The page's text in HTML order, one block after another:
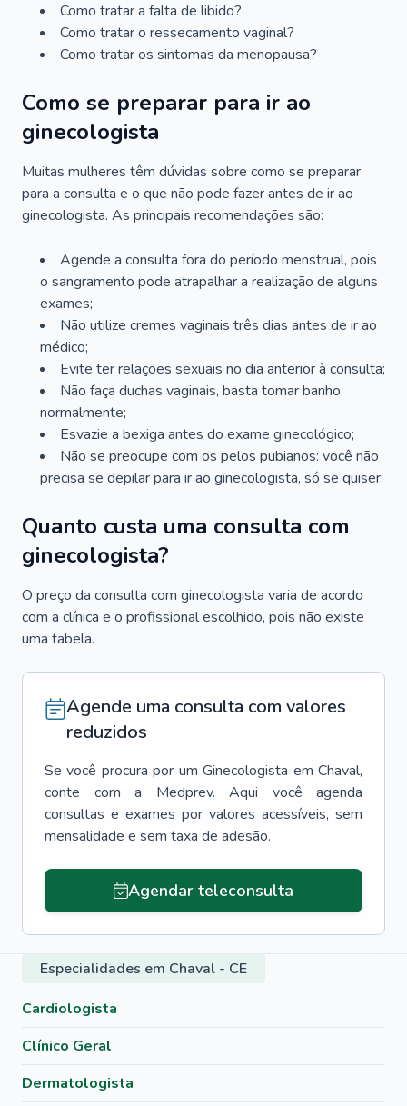
Como tratar a falta de libido?
Como tratar o ressecamento vaginal?
Como tratar os sintomas da menopausa?
Como se preparar para ir ao
ginecologista
Muitas mulheres têm dúvidas sobre como se preparar
para a consulta e o que não pode fazer antes de ir ao
ginecologista. As principais recomendações são:
Agende a consulta fora do período menstrual, pois
o sangramento pode atrapalhar a realização de alguns
exames;
Não utilize cremes vaginais três dias antes de ir ao
médico;
Evite ter relações sexuais no dia anterior à consulta;
Não faça duchas vaginais, basta tomar banho
normalmente;
Esvazie a bexiga antes do exame ginecológico;
Não se preocupe com os pelos pubianos: você não
precisa se depilar para ir ao ginecologista, só se quiser.
Quanto custa uma consulta com
ginecologista?
O preço da consulta com ginecologista varia de acordo
com a clínica e o profissional escolhido, pois não existe
uma tabela.
Agende uma consulta com valores
reduzidos
Se você procura por um Ginecologista em Chaval,
conte com a Medprev. Aqui você agenda
consultas e exames por valores acessíveis, sem
mensalidade e sem taxa de adesão.
Agendar teleconsulta
Especialidades em Chaval - CE
Cardiologista
Clínico Geral
Dermatologista